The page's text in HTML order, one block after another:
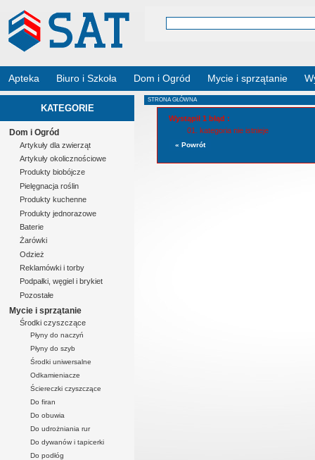
Apteka Biuro i Szkoła Dom i Ogród Mycie i sprzątanie
KATEGORIE
Dom i Ogród
Artykuły dla zwierząt
Artykuły okolicznościowe
Produkty biobójcze
Pielęgnacja roślin
Produkty kuchenne
Produkty jednorazowe
Baterie
Żarówki
Odzież
Reklamówki i torby
Podpałki, węgiel i brykiet
Pozostałe
Mycie i sprzątanie
Środki czyszczące
Płyny do naczyń
Płyny do szyb
Środki uniwersalne
Odkamieniacze
Ściereczki czyszczące
Do firan
Do obuwia
Do udrożniania rur
Do dywanów i tapicerki
Do podłóg
STRONA GŁÓWNA
Wystąpił 1 błąd :
kategoria nie istnieje
« Powrót